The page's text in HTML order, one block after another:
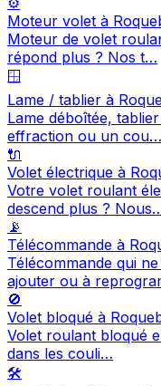
Moteur volet à
Moteur de volet
répond plus ? Nos t…
🪟
Lame / tablier à
Lame déboîtée,
effraction ou un cou…
🔌
Volet électrique à
Votre volet roulant
descend plus ?
📡
Télécommande à
Télécommande qui
ajouter ou à
🚫
Volet bloqué à
Volet roulant bloqué
dans les couli…
🛠️